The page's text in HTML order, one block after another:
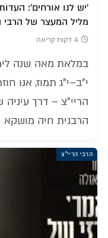
'יש לנו אורחים':
מליל המעצר של הרבי
4 דקות קריאה
במלאת מאה שנה
י"ב–י"ג תמוז, אנו
הריי"צ – דרך
הרבנית חיה מושקא
הרבי הריי"צ